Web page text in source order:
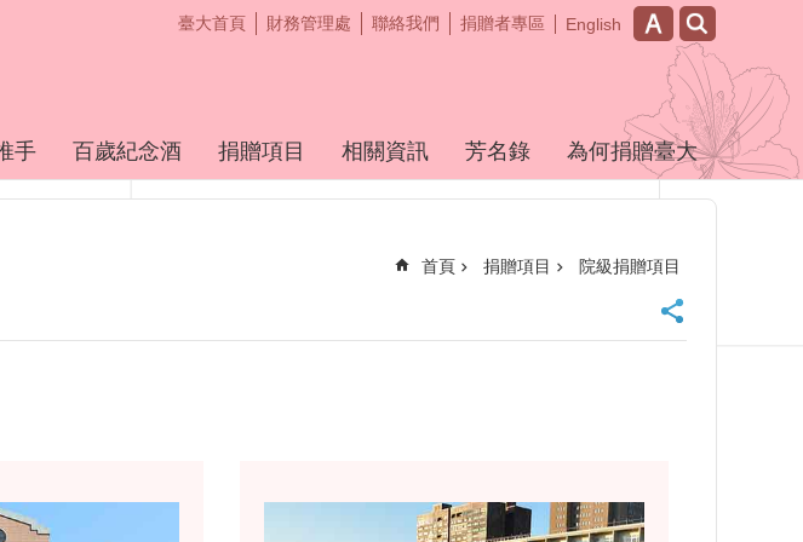
臺大首頁 財務管理處 聯絡我們 捐贈者專區 English
手 百歲紀念酒 捐贈項目 相關資訊 芳名錄 為何捐贈臺大
首頁 捐贈項目 院級捐贈項目